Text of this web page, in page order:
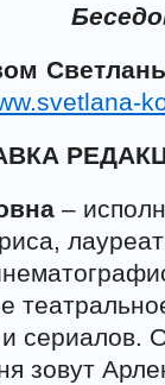
–
сериалов.
зовут